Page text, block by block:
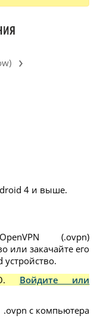
›
4 и выше.
(.ovpn)
или закачайте его
Войдите или
.ovpn с компьютера